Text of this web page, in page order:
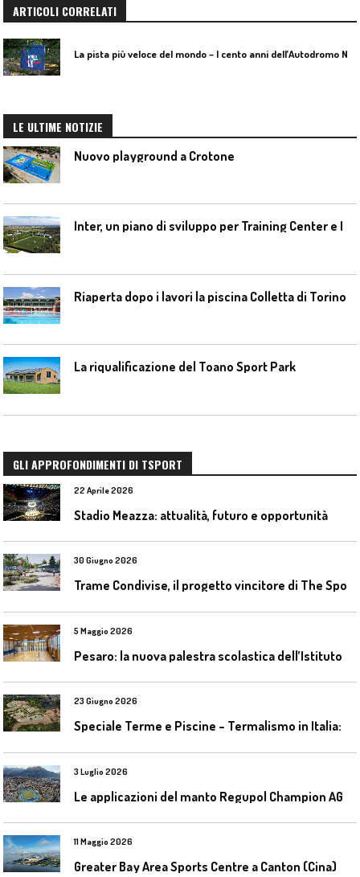
ARTICOLI CORRELATI
LE ULTIME NOTIZIE
Nuovo playground a Crotone
Riaperta dopo i lavori la piscina Colletta di Torino
La riqualificazione del Toano Sport Park
GLI APPROFONDIMENTI DI TSPORT
22 Aprile 2026
Stadio Meazza: attualità, futuro e opportunità
30 Giugno 2026
5 Maggio 2026
23 Giugno 2026
3 Luglio 2026
11 Maggio 2026
Greater Bay Area Sports Centre a Canton (Cina)